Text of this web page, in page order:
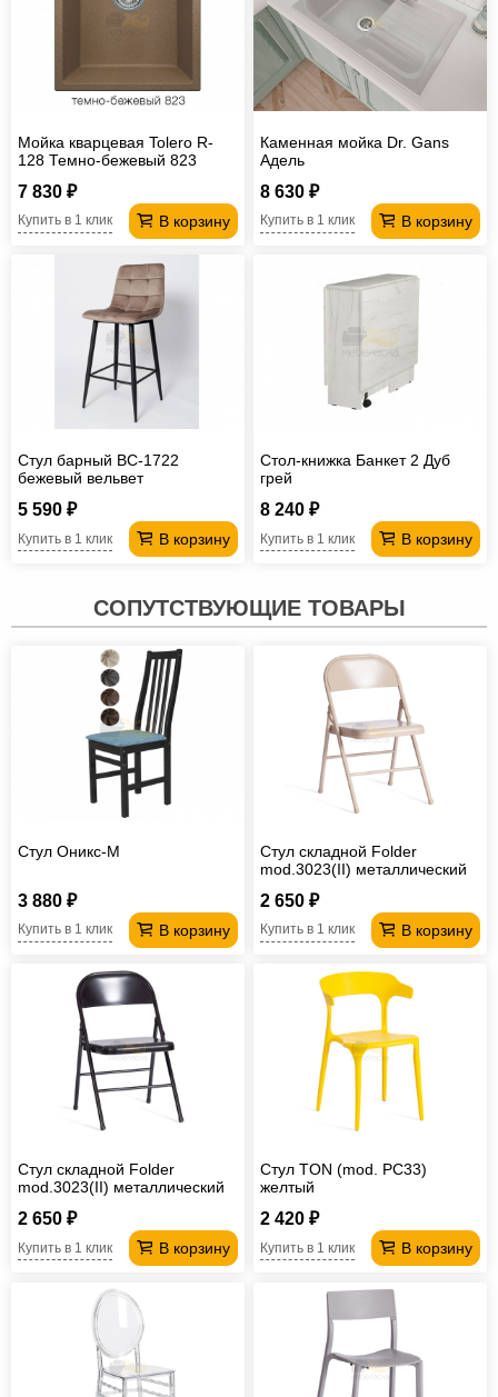
Мойка кварцевая Tolero R-
128 Темно-бежевый 823
7 830 ₽
В корзину
Купить в 1 клик
Каменная мойка Dr. Gans
Адель
8 630 ₽
В корзину
Купить в 1 клик
Стул барный ВС-1722
бежевый вельвет
5 590 ₽
В корзину
Купить в 1 клик
Стол-книжка Банкет 2 Дуб
грей
8 240 ₽
В корзину
Купить в 1 клик
СОПУТСТВУЮЩИЕ ТОВАРЫ
Стул Оникс-М
3 880 ₽
В корзину
Купить в 1 клик
Стул складной Folder
mod.3023(II) металлический
2 650 ₽
В корзину
Купить в 1 клик
Стул складной Folder
mod.3023(II) металлический
2 650 ₽
В корзину
Купить в 1 клик
Стул TON (mod. PC33)
желтый
2 420 ₽
В корзину
Купить в 1 клик